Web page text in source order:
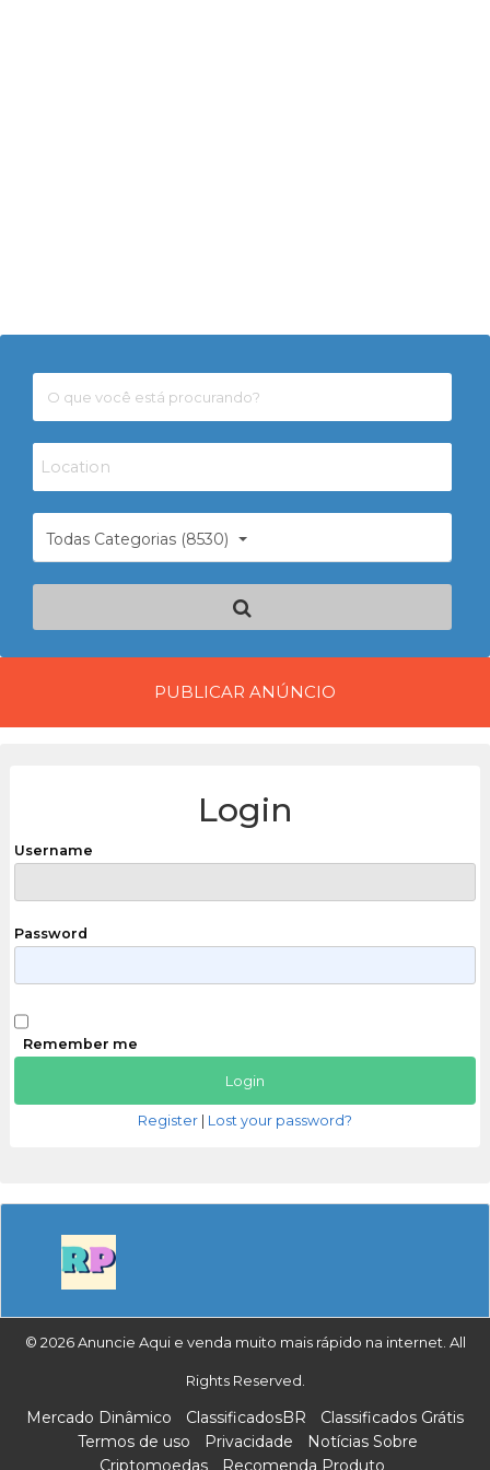
Todas Categorias (8530)
PUBLICAR ANÚNCIO
Login
Username
Password
Remember me
Register Lost your password?
© 2026 Anuncie Aqui e venda muito mais rápido na internet. All
Rights Reserved.
Mercado Dinâmico ClassificadosBR
Classificados Grátis
Termos de uso
Privacidade
Notícias Sobre
Criptomoedas
Recomenda Produto